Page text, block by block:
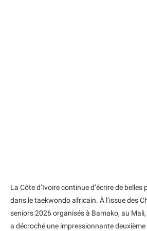
La Côte d’Ivoire continue d’écrire de
dans le taekwondo africain. À l’issue des
seniors 2026 organisés à Bamako, au
a décroché une impressionnante